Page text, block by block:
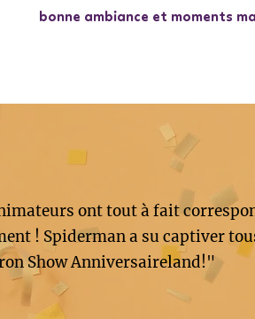
bonne ambiance et moments
ont tout à fait
! Spiderman a su captiver
Show Anniversaireland!"